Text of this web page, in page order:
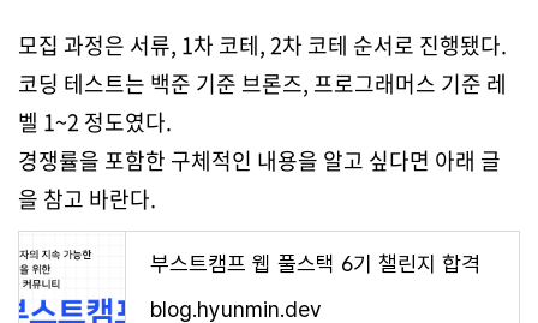
모집 과정은 서류, 1차 코테, 2차 코테 순서로 진행됐다.
코딩 테스트는 백준 기준 브론즈, 프로그래머스 기준 레
벨 1~2 정도였다.
경쟁률을 포함한 구체적인 내용을 알고 싶다면 아래 글
을 참고 바란다.
부스트캠프 웹 풀스택 6기 챌린지 합격
blog.hyunmin.dev